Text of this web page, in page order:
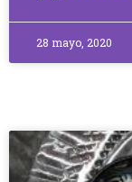
28 mayo, 2020